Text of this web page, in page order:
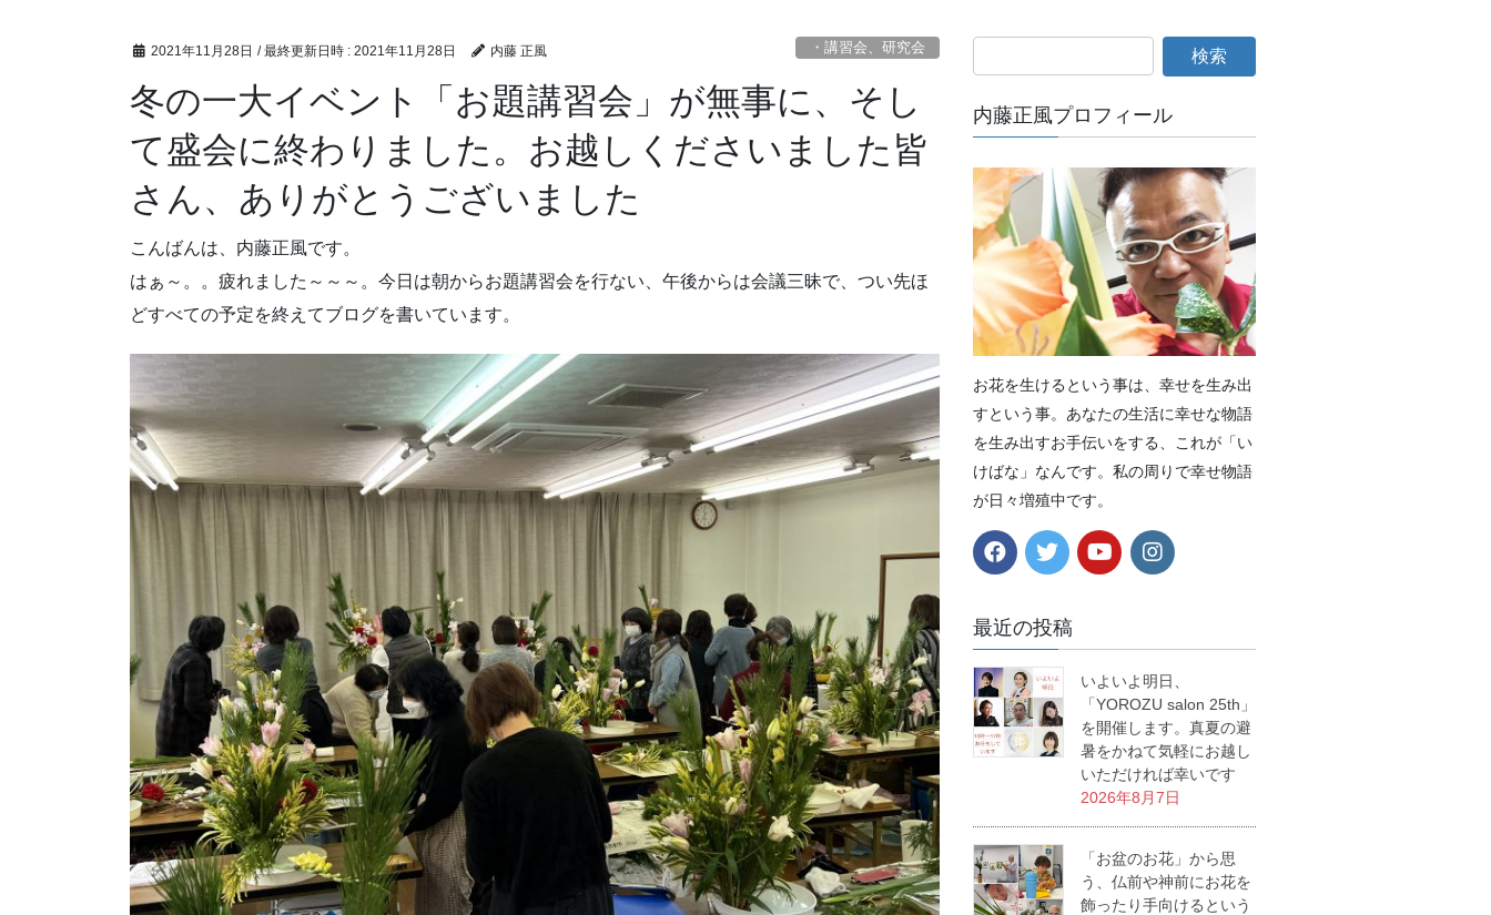
2021年11月28日 / 最終更新日時 : 2021年11月28日 内藤 正風 ・講習会、研究会
冬の一大イベント「お題講習会」が無事に、そし
て盛会に終わりました。お越しくださいました皆
さん、ありがとうございました
こんばんは、内藤正風です。
はぁ～。。疲れました～～～。今日は朝からお題講習会を行ない、午後からは会議三昧で、つい先ほ
どすべての予定を終えてブログを書いています。
内藤正風プロフィール
お花を生けるという事は、幸せを生み出
すという事。あなたの生活に幸せな物語
を生み出すお手伝いをする、これが「い
けばな」なんです。私の周りで幸せ物語
が日々増殖中です。
最近の投稿
いよいよ明日、
「YOROZU salon 25th」
を開催します。真夏の避
暑をかねて気軽にお越し
いただければ幸いです
2026年8月7日
「お盆のお花」から思
う、仏前や神前にお花を
飾ったり手向けるという